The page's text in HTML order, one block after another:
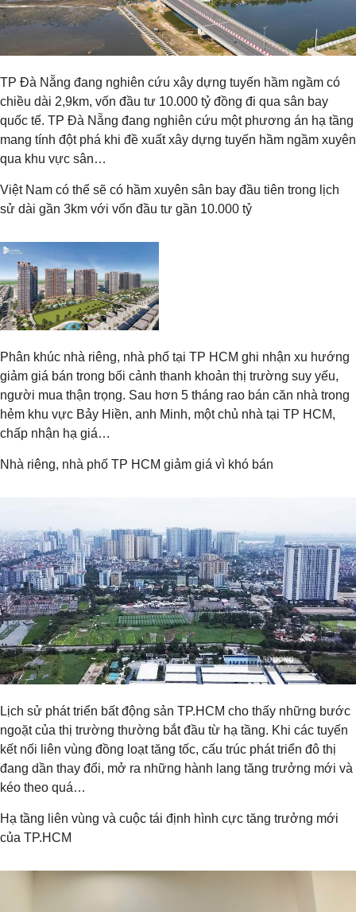
TP Đà Nẵng đang nghiên cứu xây dựng tuyến hầm ngầm có
chiều dài 2,9km, vốn đầu tư 10.000 tỷ đồng đi qua sân bay
quốc tế. TP Đà Nẵng đang nghiên cứu một phương án hạ tầng
mang tính đột phá khi đề xuất xây dựng tuyến hầm ngầm xuyên
qua khu vực sân…
Việt Nam có thể sẽ có hầm xuyên sân bay đầu tiên trong lịch
sử dài gần 3km với vốn đầu tư gần 10.000 tỷ
Phân khúc nhà riêng, nhà phố tại TP HCM ghi nhận xu hướng
giảm giá bán trong bối cảnh thanh khoản thị trường suy yếu,
người mua thận trọng. Sau hơn 5 tháng rao bán căn nhà trong
hẻm khu vực Bảy Hiền, anh Minh, một chủ nhà tại TP HCM,
chấp nhận hạ giá…
Nhà riêng, nhà phố TP HCM giảm giá vì khó bán
Lịch sử phát triển bất động sản TP.HCM cho thấy những bước
ngoặt của thị trường thường bắt đầu từ hạ tầng. Khi các tuyến
kết nối liên vùng đồng loạt tăng tốc, cấu trúc phát triển đô thị
đang dần thay đổi, mở ra những hành lang tăng trưởng mới và
kéo theo quá…
Hạ tầng liên vùng và cuộc tái định hình cực tăng trưởng mới
của TP.HCM